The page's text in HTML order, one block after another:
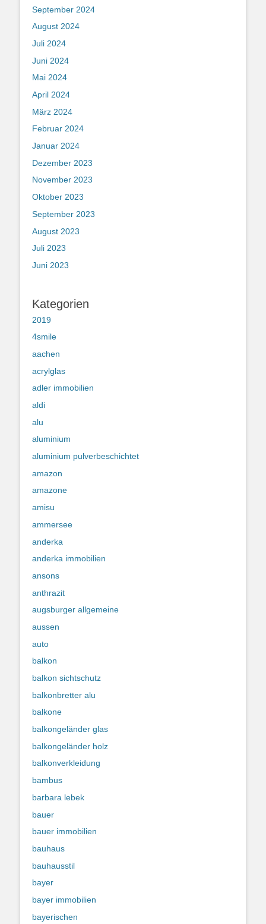
September 2024
August 2024
Juli 2024
Juni 2024
Mai 2024
April 2024
März 2024
Februar 2024
Januar 2024
Dezember 2023
November 2023
Oktober 2023
September 2023
August 2023
Juli 2023
Juni 2023
Kategorien
2019
4smile
aachen
acrylglas
adler immobilien
aldi
alu
aluminium
aluminium pulverbeschichtet
amazon
amazone
amisu
ammersee
anderka
anderka immobilien
ansons
anthrazit
augsburger allgemeine
aussen
auto
balkon
balkon sichtschutz
balkonbretter alu
balkone
balkongeländer glas
balkongeländer holz
balkonverkleidung
bambus
barbara lebek
bauer
bauer immobilien
bauhaus
bauhausstil
bayer
bayer immobilien
bayerischen